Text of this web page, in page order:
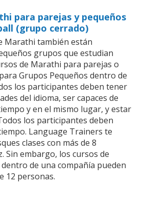
para parejas y pequeños
(grupo cerrado)
Marathi también están
grupos que estudian
de Marathi para parejas o
Grupos Pequeños dentro de
los participantes deben tener
del idioma, ser capaces de
y en el mismo lugar, y estar
los participantes deben
Language Trainers te
clases con más de 8
Sin embargo, los cursos de
de una compañía pueden
12 personas.